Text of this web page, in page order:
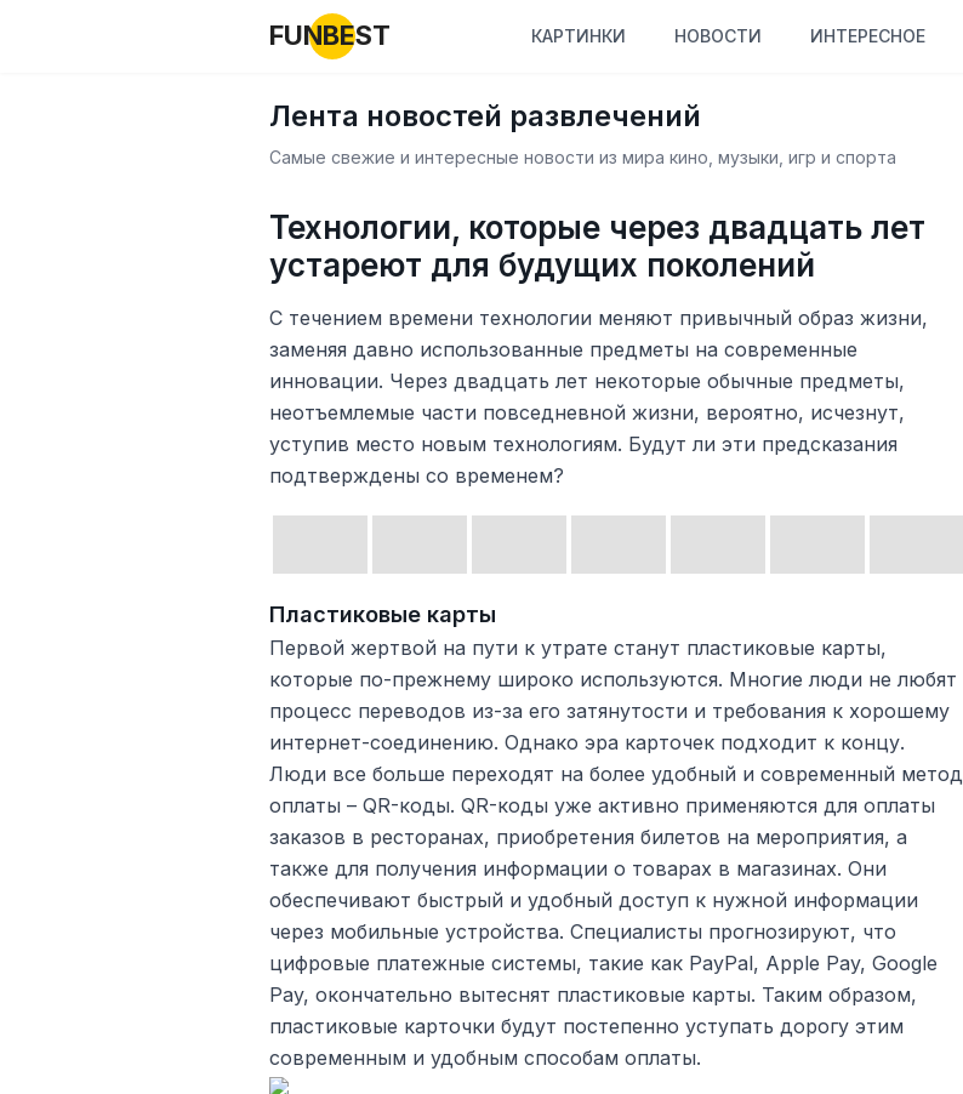
FUNBEST КАРТИНКИ НОВОСТИ ИНТЕРЕСНОЕ
Лента новостей развлечений
Самые свежие и интересные новости из мира кино, музыки, игр и спорта
Технологии, которые через двадцать лет
устареют для будущих поколений
С течением времени технологии меняют привычный образ жизни,
заменяя давно использованные предметы на современные
инновации. Через двадцать лет некоторые обычные предметы,
неотъемлемые части повседневной жизни, вероятно, исчезнут,
уступив место новым технологиям. Будут ли эти предсказания
подтверждены со временем?
Пластиковые карты
Первой жертвой на пути к утрате станут пластиковые карты,
которые по-прежнему широко используются. Многие люди не любят
процесс переводов из-за его затянутости и требования к хорошему
интернет-соединению. Однако эра карточек подходит к концу.
Люди все больше переходят на более удобный и современный метод
оплаты – QR-коды. QR-коды уже активно применяются для оплаты
заказов в ресторанах, приобретения билетов на мероприятия, а
также для получения информации о товарах в магазинах. Они
обеспечивают быстрый и удобный доступ к нужной информации
через мобильные устройства. Специалисты прогнозируют, что
цифровые платежные системы, такие как PayPal, Apple Pay, Google
Pay, окончательно вытеснят пластиковые карты. Таким образом,
пластиковые карточки будут постепенно уступать дорогу этим
современным и удобным способам оплаты.